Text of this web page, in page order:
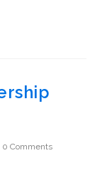
0 Comments